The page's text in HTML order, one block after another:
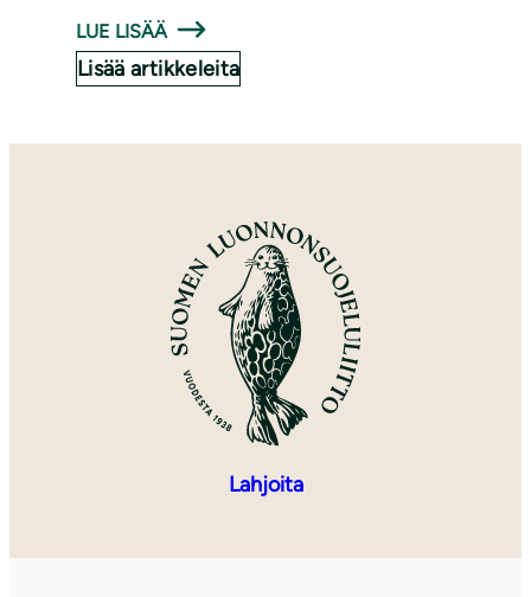
LUE LISÄÄ
Lisää artikkeleita
Lahjoita